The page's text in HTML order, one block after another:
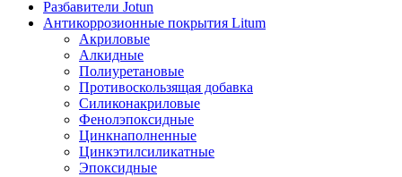
Разбавители Jotun
Антикоррозионные покрытия Litum
Акриловые
Алкидные
Полиуретановые
Противоскользящая добавка
Силиконакриловые
Фенолэпоксидные
Цинкнаполненные
Цинкэтилсиликатные
Эпоксидные